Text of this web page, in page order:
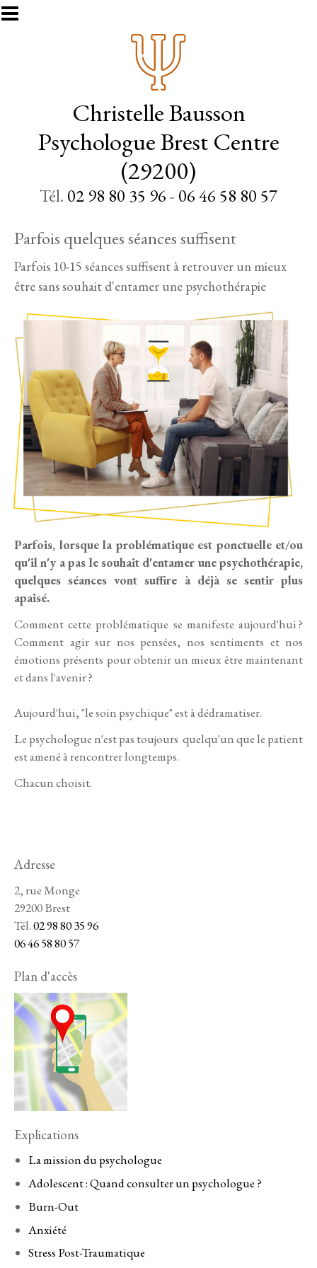
Aller au contenu principal
Christelle Bausson
Psychologue Brest Centre
(29200)
Tél. 02 98 80 35 96- 06 46 58 80 57
Parfois quelques séances suffisent
Parfois 10-15 séances suffisent à retrouver un mieux
être sans souhait d'entamer une psychothérapie
Parfois, lorsque la problématique est ponctuelle et/ou
qu'il n'y a pas le souhait d'entamer une psychothérapie,
quelques séances vont suffire à déjà se sentir plus
apaisé.
Comment cette problématique se manifeste aujourd'hui ?
Comment agir sur nos pensées, nos sentiments et nos
émotions présents pour obtenir un mieux être maintenant
et dans l'avenir ?
Aujourd'hui, "le soin psychique" est à dédramatiser.
Le psychologue n'est pas toujours quelqu'un que le patient
est amené à rencontrer longtemps.
Chacun choisit.
Adresse
2, rue Monge
29200 Brest
Tél.02 98 80 35 96
06 46 58 80 57
Plan d'accès
Explications
La mission du psychologue
Adolescent : Quand consulter un psychologue ?
Burn-Out
Anxiété
Stress Post-Traumatique